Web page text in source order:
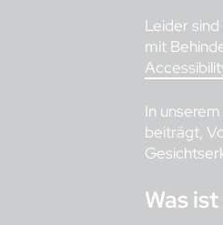
Leider
mit
In unserem
beiträgt,
Was